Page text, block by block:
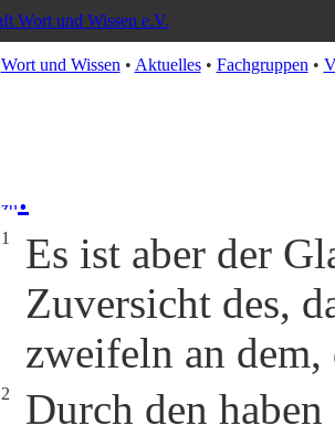
Wort und Wissen • Aktuelles• Fachgruppen •
.
1
Es ist aber der
Zuversicht des,
zweifeln an dem,
2
Durch den